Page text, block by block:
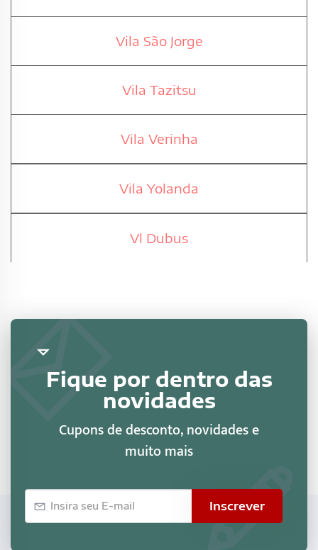
Vila São Jorge
Vila Tazitsu
Vila Verinha
Vila Yolanda
Vl Dubus
Fique por dentro das
novidades
Cupons de desconto, novidades e
muito mais
Inscrever